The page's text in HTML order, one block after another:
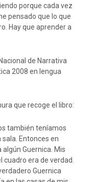
porque cada vez
pensado que lo que
Hay que aprender a
de Narrativa
2008 en lengua
que recoge el libro:
también teníamos
Entonces en
Guernica. Mis
cuadro era de verdad.
Guernica